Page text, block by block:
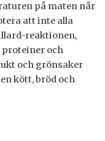
på maten når
att inte alla
reaktionen,
proteiner och
och grönsaker
kött, bröd och